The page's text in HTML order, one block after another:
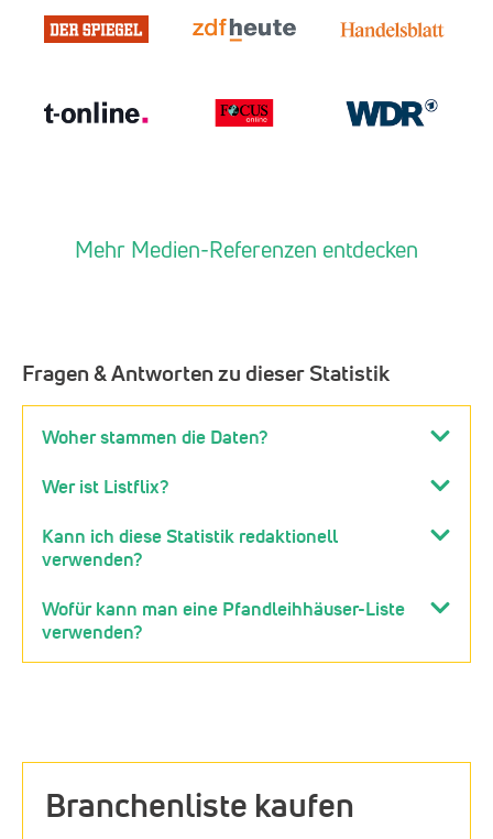
Mehr Medien-Referenzen entdecken
Fragen & Antworten zu dieser Statistik
Woher stammen die Daten?
Wer ist Listflix?
Kann ich diese Statistik redaktionell
verwenden?
Wofür kann man eine Pfandleihhäuser-Liste
verwenden?
Branchenliste kaufen